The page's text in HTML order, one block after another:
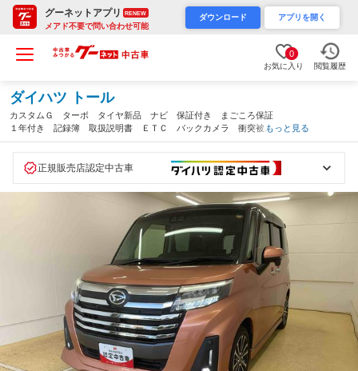
グーネットアプリ RENEW
メアド不要で問い合わせ可能
ダウンロード アプリを開く
0
お気に入り 閲覧履歴
ダイハツ トール
カスタムＧ ターボ タイヤ新品 ナビ 保証付き まごころ保証
１年付き 記録簿 取扱説明書 ＥＴＣ バックカメラ 衝突被害
軽減システム スマートキー オートマチックハイビーム アルミ
県）
もっと見る
正規販売店認定中古車